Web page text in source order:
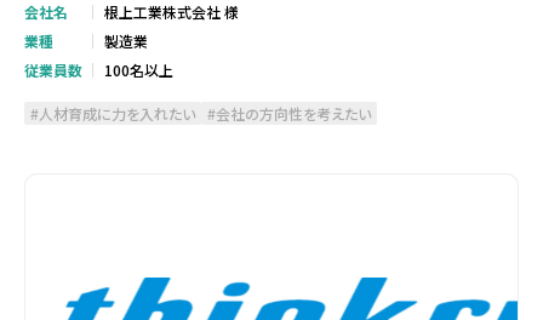
会社名
根上工業株式会社 様
業種
製造業
従業員数
100名以上
人材育成に力を入れたい 会社の方向性を考えたい